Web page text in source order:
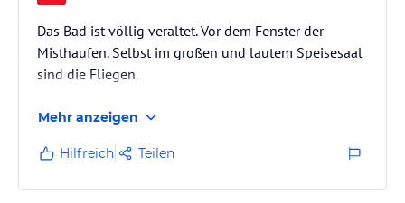
Das Bad ist völlig veraltet. Vor dem Fenster der
Misthaufen. Selbst im großen und lautem Speisesaal
sind die Fliegen.
Mehr anzeigen
Hilfreich Teilen